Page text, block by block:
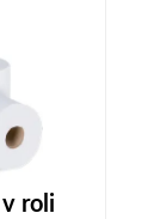
roli